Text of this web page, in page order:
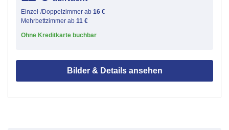
Einzel-/Doppelzimmer ab 16 €
Mehrbettzimmer ab 11 €
Ohne Kreditkarte buchbar
Bilder & Details ansehen